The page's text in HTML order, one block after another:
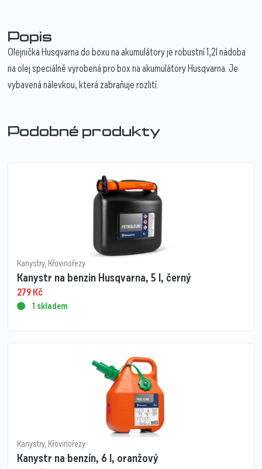
Popis
Olejnička Husqvarna do boxu na akumulátory je robustní 1,2l nádoba
na olej speciálně vyrobená pro box na akumulátory Husqvarna. Je
vybavená nálevkou, která zabraňuje rozlití.
Podobné produkty
Kanystry, Křovinořezy
Kanystr na benzin Husqvarna, 5 l, černý
279Kč
1 skladem
Kanystry, Křovinořezy
Kanystr na benzín, 6 l, oranžový